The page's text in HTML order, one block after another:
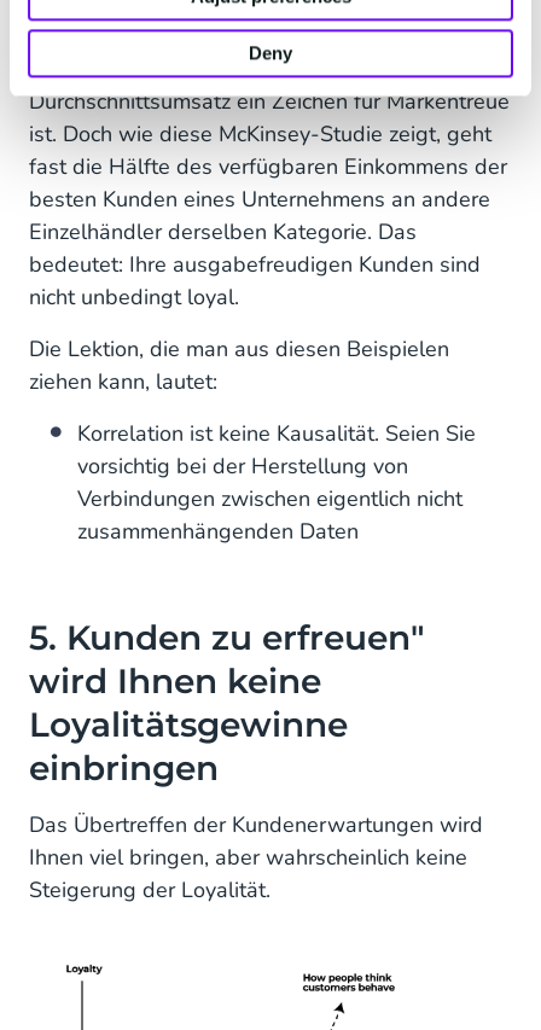
Deny
ausgeben, betrügen Sie wahrscheinlich auch.
Viele Einzelhändler glauben, dass ein hoher
Durchschnittsumsatz ein Zeichen für Markentreue
ist. Doch wie diese McKinsey-Studie zeigt, geht
fast die Hälfte des verfügbaren Einkommens der
besten Kunden eines Unternehmens an andere
Einzelhändler derselben Kategorie. Das
bedeutet: Ihre ausgabefreudigen Kunden sind
nicht unbedingt loyal.
Die Lektion, die man aus diesen Beispielen
ziehen kann, lautet:
Korrelation ist keine Kausalität. Seien Sie
vorsichtig bei der Herstellung von
Verbindungen zwischen eigentlich nicht
zusammenhängenden Daten
5. Kunden zu erfreuen"
wird Ihnen keine
Loyalitätsgewinne
einbringen
Das Übertreffen der Kundenerwartungen wird
Ihnen viel bringen, aber wahrscheinlich keine
Steigerung der Loyalität.